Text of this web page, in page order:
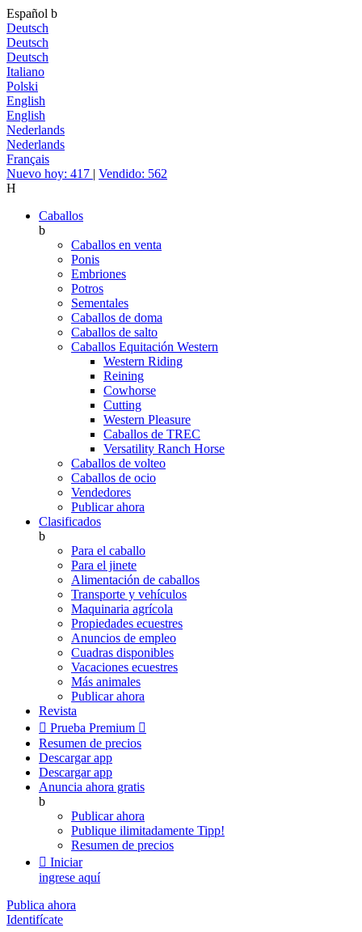
Español b
Deutsch
Deutsch
Deutsch
Italiano
Polski
English
English
Nederlands
Nederlands
Français
Nuevo hoy: 417 | Vendido: 562
H
Caballos
b
Caballos en venta
Ponis
Embriones
Potros
Sementales
Caballos de doma
Caballos de salto
Caballos Equitación Western
Western Riding
Reining
Cowhorse
Cutting
Western Pleasure
Caballos de TREC
Versatility Ranch Horse
Caballos de volteo
Caballos de ocio
Vendedores
Publicar ahora
Clasificados
b
Para el caballo
Para el jinete
Alimentación de caballos
Transporte y vehículos
Maquinaria agrícola
Propiedades ecuestres
Anuncios de empleo
Cuadras disponibles
Vacaciones ecuestres
Más animales
Publicar ahora
Revista
 Prueba Premium 
Resumen de precios
Descargar app
Descargar app
Anuncia ahora gratis
b
Publicar ahora
Publique ilimitadamente Tipp!
Resumen de precios
 Iniciar
ingrese aquí
Publica ahora
Identifícate